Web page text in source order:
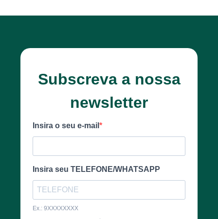
Subscreva a nossa
newsletter
Insira o seu e-mail
Insira seu TELEFONE/WHATSAPP
Ex.: 9XXXXXXXX